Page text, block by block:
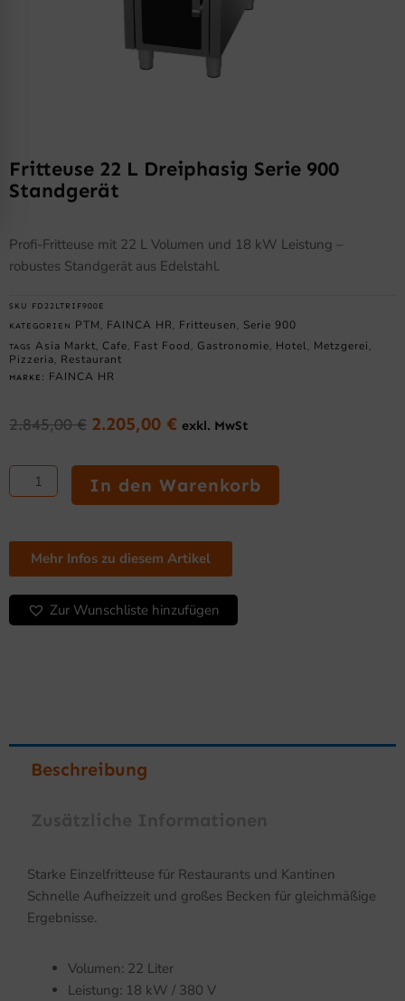
Fritteuse 22 L Dreiphasig Serie 900
Standgerät
Profi-Fritteuse mit 22 L Volumen und 18 kW Leistung –
robustes Standgerät aus Edelstahl.
SKU FD22LTRIF900E
KATEGORIEN PTM FAINCA HR Fritteusen Serie 900
TAGS Asia Markt Cafe Fast Food Gastronomie Hotel Metzgerei
Pizzeria Restaurant
MARKE: FAINCA HR
2.845,00€ Ursprünglicher
war:
2.845,00 €
2.205,00 € Aktueller
ist:
2.205,00 €.
exkl. MwSt
Fritteuse
L
Serie
900
Standgerät
Menge
In den Warenkorb
Mehr Infos zu diesem Artikel
Zur Wunschliste hinzufügen
Beschreibung
Starke Einzelfritteuse für Restaurants und Kantinen
Schnelle Aufheizzeit und großes Becken für gleichmäßige
Ergebnisse.
Volumen: 22 Liter
Leistung: 18 kW / 380 V